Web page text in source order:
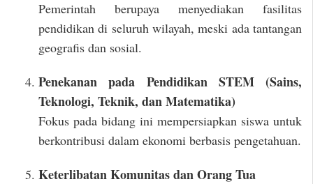
Pemerintah berupaya menyediakan fasilitas
pendidikan di seluruh wilayah, meski ada tantangan
geografis dan sosial.
Penekanan pada Pendidikan STEM (Sains,
Teknologi, Teknik, dan Matematika)
Fokus pada bidang ini mempersiapkan siswa untuk
berkontribusi dalam ekonomi berbasis pengetahuan.
Keterlibatan Komunitas dan Orang Tua